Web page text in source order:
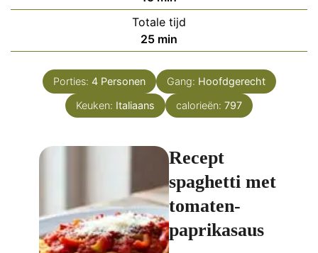
Totale tijd
25minuten
min
Porties: 4 Personen Gang: Hoofdgerecht
Keuken: Italiaans calorieën: 797
Recept
spaghetti met
tomaten-
paprikasaus